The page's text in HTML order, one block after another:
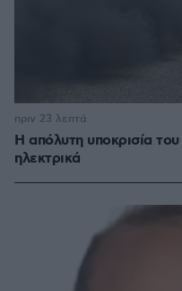
Η απόλυτη υποκρισία
ηλεκτρικά
πριν 23 λεπτά